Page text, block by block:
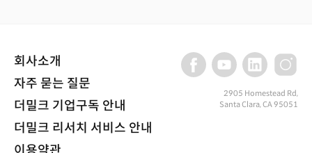
회사소개
자주 묻는 질문
더밀크 기업구독 안내
더밀크 리서치 서비스 안내
2905 Homestead Rd,
Santa Clara, CA 95051